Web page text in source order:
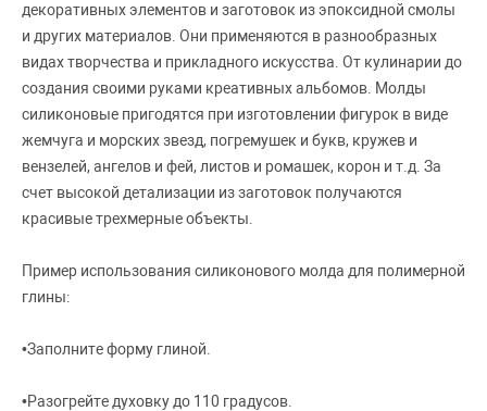
декоративных элементов и заготовок из эпоксидной смолы
и других материалов. Они применяются в разнообразных
видах творчества и прикладного искусства. От кулинарии до
создания своими руками креативных альбомов. Молды
силиконовые пригодятся при изготовлении фигурок в виде
жемчуга и морских звезд, погремушек и букв, кружев и
вензелей, ангелов и фей, листов и ромашек, корон и т.д. За
счет высокой детализации из заготовок получаются
красивые трехмерные объекты.
Пример использования силиконового молда для полимерной
глины:
•Заполните форму глиной.
•Разогрейте духовку до 110 градусов.